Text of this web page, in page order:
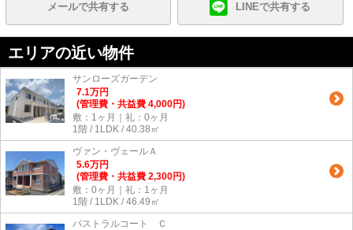
メールで共有する LINEで共有する
エリアの近い物件
サンローズガーデン
7.1万円
(管理費・共益費 4,000円)
敷：1ヶ月｜礼：0ヶ月
1階 / 1LDK / 40.38㎡
ヴァン・ヴェールＡ
5.6万円
(管理費・共益費 2,300円)
敷：0ヶ月｜礼：1ヶ月
1階 / 1LDK / 46.49㎡
パストラルコート Ｃ